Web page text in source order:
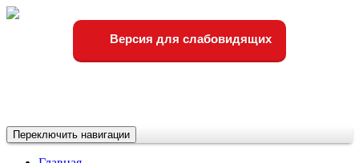
Версия для слабовидящих
Переключить навигации